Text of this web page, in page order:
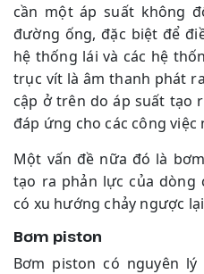
cần một áp suất không
đường ống, đặc biệt để
hệ thống lái và các hệ
trục vít là âm thanh phát
cập ở trên do áp suất tạo
đáp ứng cho các công
Một vấn đề nữa đó là
tạo ra phản lực của dòng
có xu hướng chảy ngược lại
Bơm piston
Bơm piston có nguyên